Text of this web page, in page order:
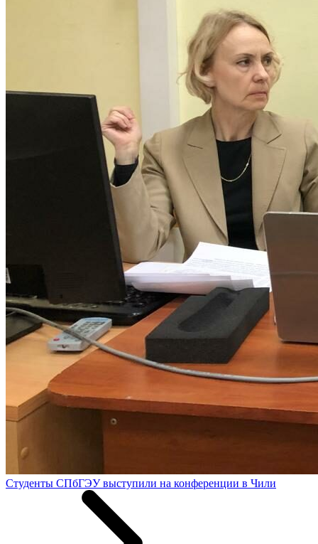
Студенты СПбГЭУ выступили на конференции в Чили